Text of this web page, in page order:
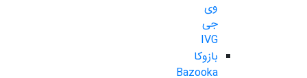
وی
جی
IVG
بازوکا
Bazooka